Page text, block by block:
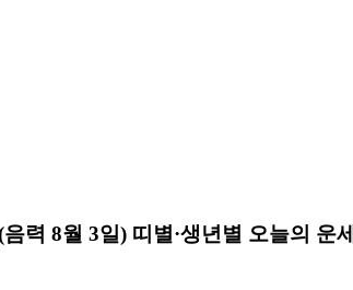
력 8월 3일) 띠별·생년별 오늘의 운세